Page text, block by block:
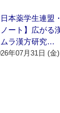
日本薬学生連盟
ート】広がる
ラ漢方研究…
年07月31日 (金)